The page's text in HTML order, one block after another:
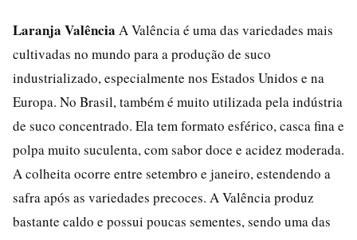
Laranja Valência A Valência é uma das variedades mais
cultivadas no mundo para a produção de suco
industrializado, especialmente nos Estados Unidos e na
Europa. No Brasil, também é muito utilizada pela indústria
de suco concentrado. Ela tem formato esférico, casca fina e
polpa muito suculenta, com sabor doce e acidez moderada.
A colheita ocorre entre setembro e janeiro, estendendo a
safra após as variedades precoces. A Valência produz
bastante caldo e possui poucas sementes, sendo uma das